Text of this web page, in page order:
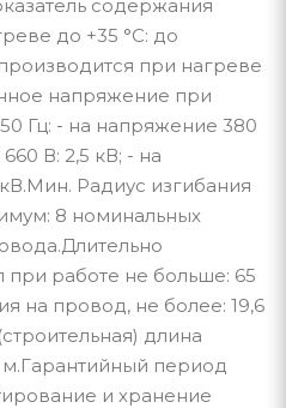
содержания
до +35 °С: до
при нагреве
напряжение при
Гц: - на напряжение 380
В: 2,5 кВ; - на
Радиус изгибания
8 номинальных
работе не больше: 65
на провод, не более: 19,6
длина
период
и хранение